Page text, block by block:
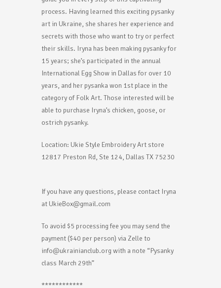
process. Having learned this exciting pysanky
art in Ukraine, she shares her experience and
secrets with those who want to try or perfect
their skills. Iryna has been making pysanky for
15 years; she’s participated in the annual
International Egg Show in Dallas for over 10
years, and her pysanka won 1st place in the
category of Folk Art. Those interested will be
able to purchase Iryna’s chicken, goose, or
ostrich pysanky.
Location: Ukie Style Embroidery Art store
12817 Preston Rd, Ste 124, Dallas TX 75230
If you have any questions, please contact Iryna
at UkieBox@gmail.com
To avoid $5 processing fee you may send the
payment ($40 per person) via Zelle to
info@ukrainianclub.org with a note “Pysanky
class March 29th”
************